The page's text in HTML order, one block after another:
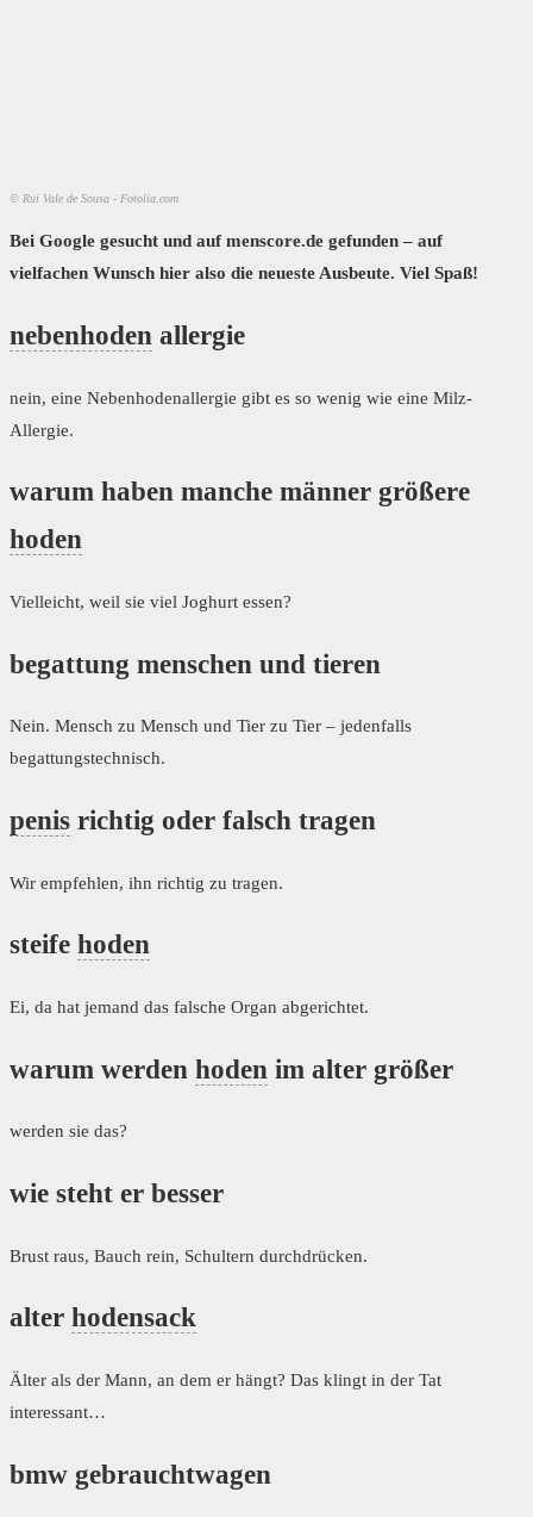
© Rui Vale de Sousa - Fotolia.com
Bei Google gesucht und auf menscore.de gefunden – auf
vielfachen Wunsch hier also die neueste Ausbeute. Viel Spaß!
nebenhoden allergie
nein, eine Nebenhodenallergie gibt es so wenig wie eine Milz-
Allergie.
warum haben manche männer größere
hoden
Vielleicht, weil sie viel Joghurt essen?
begattung menschen und tieren
Nein. Mensch zu Mensch und Tier zu Tier – jedenfalls
begattungstechnisch.
penis richtig oder falsch tragen
Wir empfehlen, ihn richtig zu tragen.
steife hoden
Ei, da hat jemand das falsche Organ abgerichtet.
warum werden hoden im alter größer
werden sie das?
wie steht er besser
Brust raus, Bauch rein, Schultern durchdrücken.
alter hodensack
Älter als der Mann, an dem er hängt? Das klingt in der Tat
interessant…
bmw gebrauchtwagen